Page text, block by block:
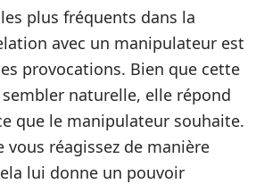
les plus fréquents dans la
avec un manipulateur est
provocations. Bien que cette
naturelle, elle répond
que le manipulateur souhaite.
vous réagissez de manière
lui donne un pouvoir